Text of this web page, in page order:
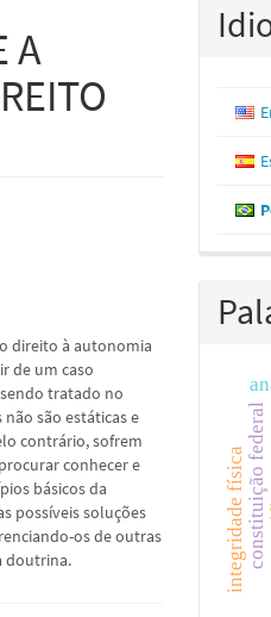
A
direito à autonomia
de um caso
tratado no
são estáticas e
contrário, sofrem
conhecer e
básicos da
possíveis soluções
os de outras
doutrina.
constituição federal
integridade física